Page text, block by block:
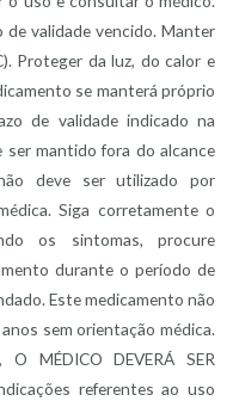
validade vencido. Manter
Proteger da luz, do calor e
se manterá próprio
de validade indicado na
ser mantido fora do alcance
deve ser utilizado por
Siga corretamente o
os sintomas, procure
durante o período de
Este medicamento não
sem orientação médica.
O MÉDICO DEVERÁ SER
referentes ao uso